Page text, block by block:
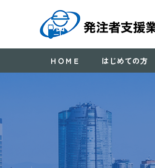
ＨＯＭＥ はじめての方